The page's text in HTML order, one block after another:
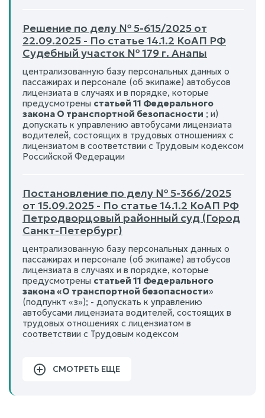
Решение по делу № 5-615/2025 от
22.09.2025 - По статье 14.1.2 КоАП РФ
Судебный участок № 179 г. Анапы
централизованную базу персональных данных о
пассажирах и персонале (об экипаже) автобусов
лицензиата в случаях и в порядке, которые
предусмотрены статьей 11 Федерального
закона О транспортной безопасности ; и)
допускать к управлению автобусами лицензиата
водителей, состоящих в трудовых отношениях с
лицензиатом в соответствии с Трудовым кодексом
Российской Федерации
Постановление по делу № 5-366/2025
от 15.09.2025 - По статье 14.1.2 КоАП РФ
Петродворцовый районный суд (Город
Санкт-Петербург)
централизованную базу персональных данных о
пассажирах и персонале (об экипаже) автобусов
лицензиата в случаях и в порядке, которые
предусмотрены статьей 11 Федерального
закона «О транспортной безопасности»
(подпункт «з»); - допускать к управлению
автобусами лицензиата водителей, состоящих в
трудовых отношениях с лицензиатом в
соответствии с Трудовым кодексом
СМОТРЕТЬ ЕЩЕ